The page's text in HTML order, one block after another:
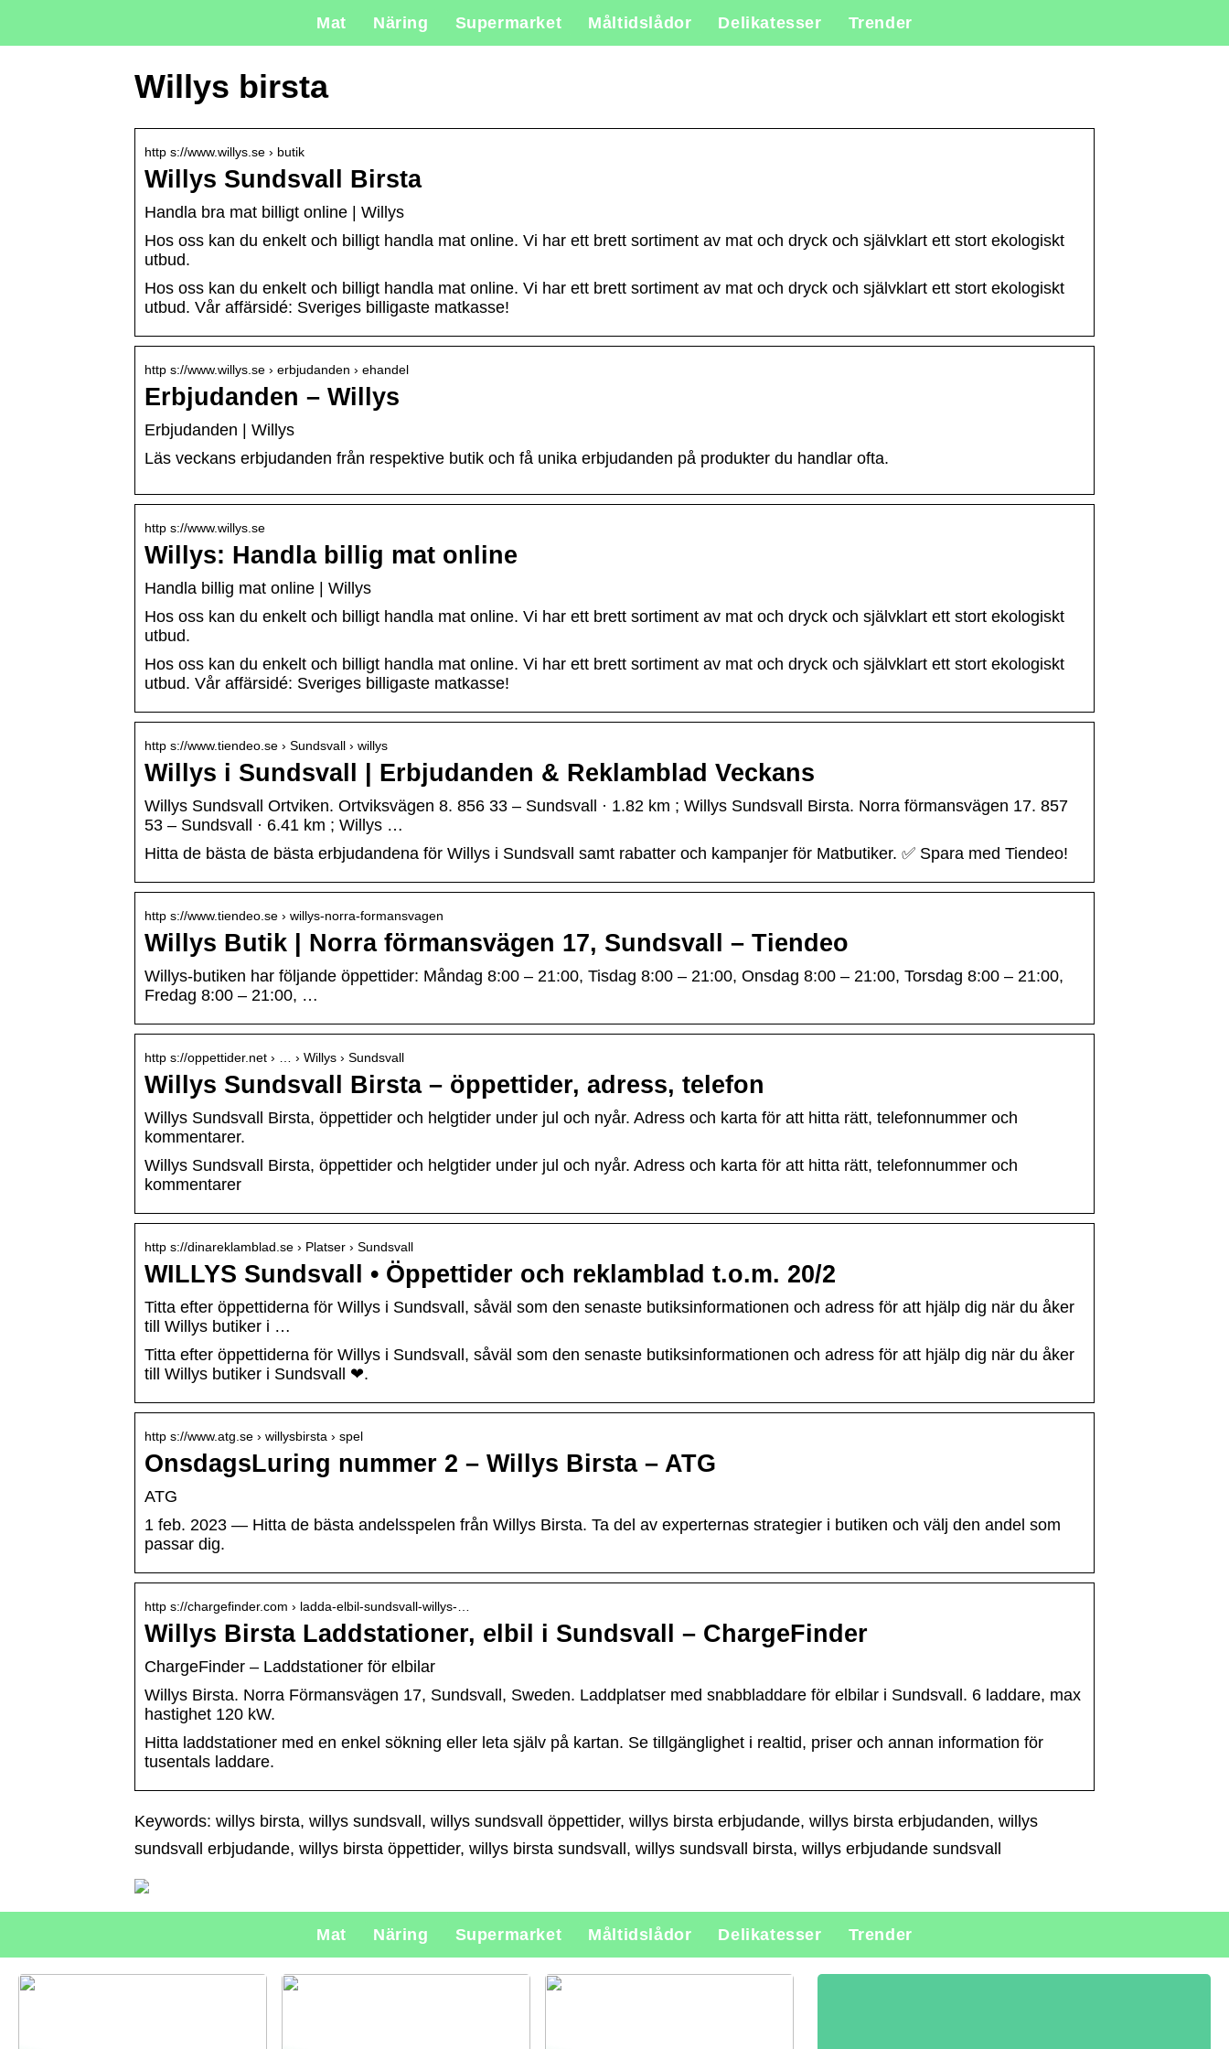
Mat Näring Supermarket Måltidslådor Delikatesser Trender
Willys birsta
http s://www.willys.se › butik
Willys Sundsvall Birsta
Handla bra mat billigt online | Willys
Hos oss kan du enkelt och billigt handla mat online. Vi har ett brett sortiment av mat och dryck och självklart ett stort ekologiskt
utbud.
Hos oss kan du enkelt och billigt handla mat online. Vi har ett brett sortiment av mat och dryck och självklart ett stort ekologiskt
utbud. Vår affärsidé: Sveriges billigaste matkasse!
http s://www.willys.se › erbjudanden › ehandel
Erbjudanden – Willys
Erbjudanden | Willys
Läs veckans erbjudanden från respektive butik och få unika erbjudanden på produkter du handlar ofta.
http s://www.willys.se
Willys: Handla billig mat online
Handla billig mat online | Willys
Hos oss kan du enkelt och billigt handla mat online. Vi har ett brett sortiment av mat och dryck och självklart ett stort ekologiskt
utbud.
Hos oss kan du enkelt och billigt handla mat online. Vi har ett brett sortiment av mat och dryck och självklart ett stort ekologiskt
utbud. Vår affärsidé: Sveriges billigaste matkasse!
http s://www.tiendeo.se › Sundsvall › willys
Willys i Sundsvall | Erbjudanden & Reklamblad Veckans
Willys Sundsvall Ortviken. Ortviksvägen 8. 856 33 – Sundsvall · 1.82 km ; Willys Sundsvall Birsta. Norra förmansvägen 17. 857
53 – Sundsvall · 6.41 km ; Willys …
Hitta de bästa de bästa erbjudandena för Willys i Sundsvall samt rabatter och kampanjer för Matbutiker. ✅ Spara med Tiendeo!
http s://www.tiendeo.se › willys-norra-formansvagen
Willys Butik | Norra förmansvägen 17, Sundsvall – Tiendeo
Willys-butiken har följande öppettider: Måndag 8:00 – 21:00, Tisdag 8:00 – 21:00, Onsdag 8:00 – 21:00, Torsdag 8:00 – 21:00,
Fredag 8:00 – 21:00, …
http s://oppettider.net › … › Willys › Sundsvall
Willys Sundsvall Birsta – öppettider, adress, telefon
Willys Sundsvall Birsta, öppettider och helgtider under jul och nyår. Adress och karta för att hitta rätt, telefonnummer och
kommentarer.
Willys Sundsvall Birsta, öppettider och helgtider under jul och nyår. Adress och karta för att hitta rätt, telefonnummer och
kommentarer
http s://dinareklamblad.se › Platser › Sundsvall
WILLYS Sundsvall • Öppettider och reklamblad t.o.m. 20/2
Titta efter öppettiderna för Willys i Sundsvall, såväl som den senaste butiksinformationen och adress för att hjälp dig när du åker
till Willys butiker i …
Titta efter öppettiderna för Willys i Sundsvall, såväl som den senaste butiksinformationen och adress för att hjälp dig när du åker
till Willys butiker i Sundsvall ❤.
http s://www.atg.se › willysbirsta › spel
OnsdagsLuring nummer 2 – Willys Birsta – ATG
ATG
1 feb. 2023 — Hitta de bästa andelsspelen från Willys Birsta. Ta del av experternas strategier i butiken och välj den andel som
passar dig.
http s://chargefinder.com › ladda-elbil-sundsvall-willys-…
Willys Birsta Laddstationer, elbil i Sundsvall – ChargeFinder
ChargeFinder – Laddstationer för elbilar
Willys Birsta. Norra Förmansvägen 17, Sundsvall, Sweden. Laddplatser med snabbladdare för elbilar i Sundsvall. 6 laddare, max
hastighet 120 kW.
Hitta laddstationer med en enkel sökning eller leta själv på kartan. Se tillgänglighet i realtid, priser och annan information för
tusentals laddare.
Keywords: willys birsta, willys sundsvall, willys sundsvall öppettider, willys birsta erbjudande, willys birsta erbjudanden, willys
sundsvall erbjudande, willys birsta öppettider, willys birsta sundsvall, willys sundsvall birsta, willys erbjudande sundsvall
Mat Näring Supermarket Måltidslådor Delikatesser Trender